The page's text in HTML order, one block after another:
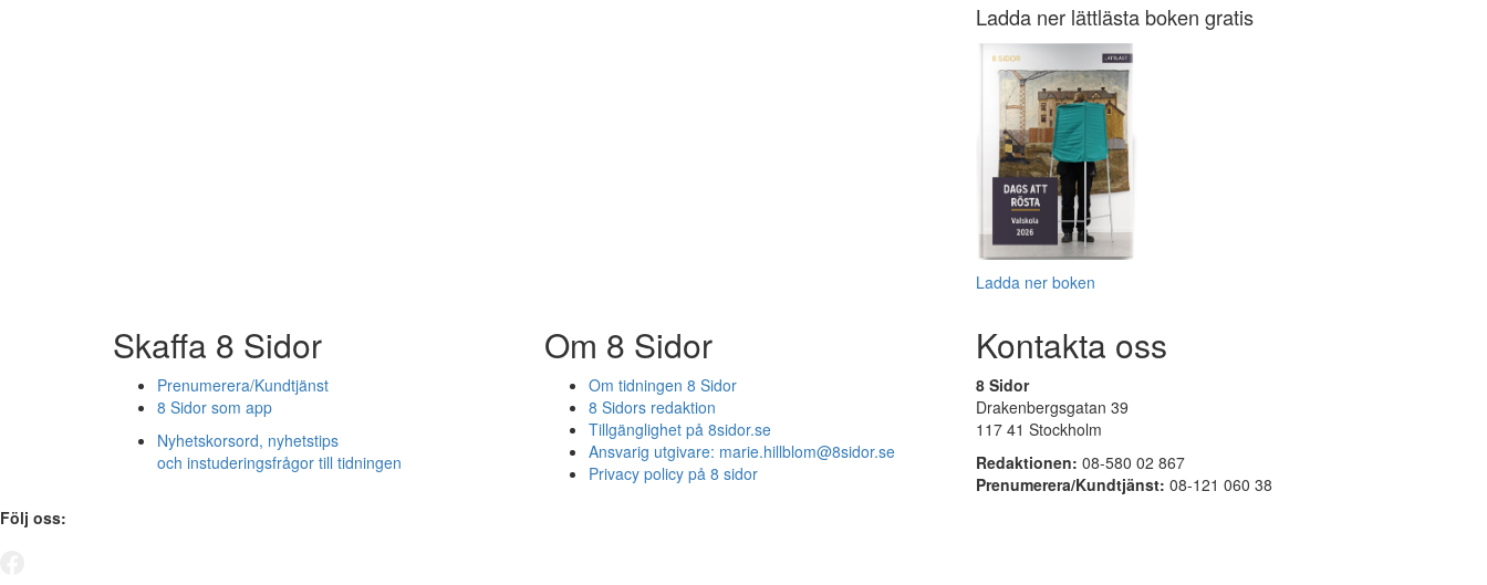
Ladda ner lättlästa boken gratis
Ladda ner boken
Skaffa 8 Sidor
Prenumerera/Kundtjänst
8 Sidor som app
Nyhetskorsord, nyhetstips
och instuderingsfrågor till tidningen
Om 8 Sidor
Om tidningen 8 Sidor
8 Sidors redaktion
Tillgänglighet på 8sidor.se
Ansvarig utgivare: marie.hillblom@8sidor.se
Privacy policy på 8 sidor
Kontakta oss
8 Sidor
Drakenbergsgatan 39
117 41 Stockholm
Redaktionen: 08-580 02 867
Prenumerera/Kundtjänst: 08-121 060 38
Följ oss: